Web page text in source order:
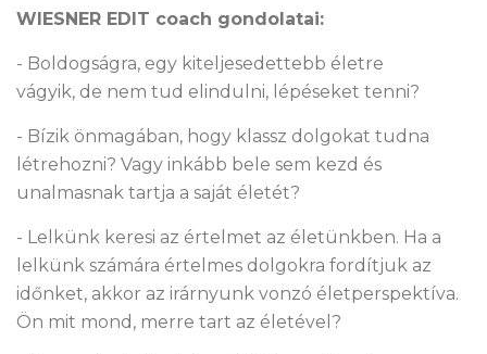
WIESNER EDIT coach gondolatai:
- Boldogságra, egy kiteljesedettebb életre
vágyik, de nem tud elindulni, lépéseket tenni?
- Bízik önmagában, hogy klassz dolgokat tudna
létrehozni? Vagy inkább bele sem kezd és
unalmasnak tartja a saját életét?
- Lelkünk keresi az értelmet az életünkben. Ha a
lelkünk számára értelmes dolgokra fordítjuk az
időnket, akkor az irárnyunk vonzó életperspektíva.
Ön mit mond, merre tart az életével?